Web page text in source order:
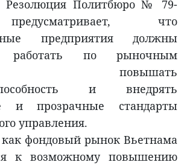
Резолюция Политбюро № 79-
что
предприятия должны
работать по рыночным
повышать
и внедрять
и прозрачные стандарты
управления.
как фондовый рынок Вьетнама
к возможному повышению